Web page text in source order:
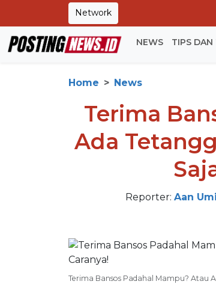
Network
NEWS TIPS DAN
Home News
Terima
Ada
Reporter: Aan
Terima Bansos Padahal Mampu? Atau